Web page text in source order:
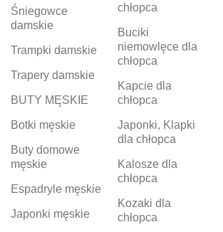
Śniegowce
damskie
Trampki damskie
Trapery damskie
BUTY MĘSKIE
Botki męskie
Buty domowe
męskie
Espadryle męskie
Japonki męskie
chłopca
Buciki
niemowlęce dla
chłopca
Kapcie dla
chłopca
Japonki, Klapki
dla chłopca
Kalosze dla
chłopca
Kozaki dla
chłopca